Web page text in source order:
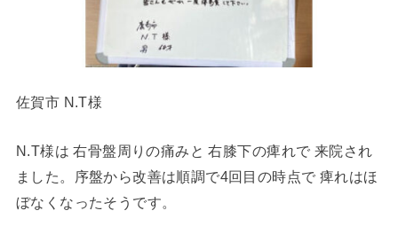
佐賀市 N.T様
N.T様は 右骨盤周りの痛みと 右膝下の痺れで 来院され
ました。序盤から改善は順調で4回目の時点で 痺れはほ
ぼなくなったそうです。